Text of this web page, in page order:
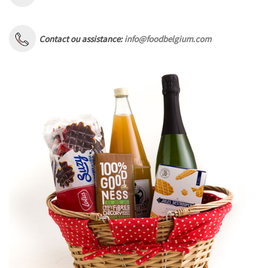
Contact ou assistance:info@foodbelgium.com